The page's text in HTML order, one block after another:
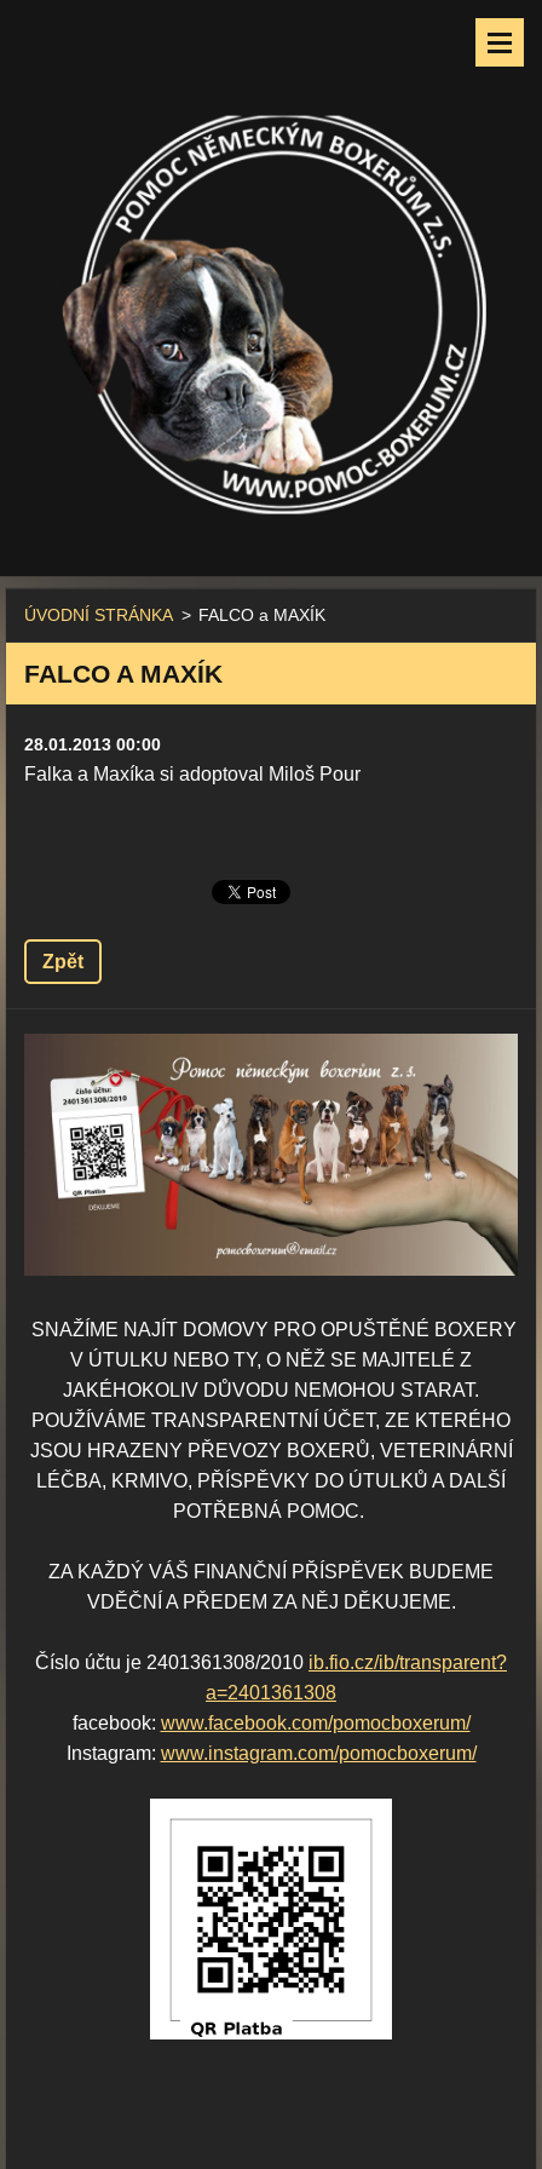
ÚVODNÍ STRÁNKA > FALCO a MAXÍK
FALCO A MAXÍK
28.01.2013 00:00
Falka a Maxíka si adoptoval Miloš Pour
Zpět
SNAŽÍME NAJÍT DOMOVY PRO OPUŠTĚNÉ BOXERY
V ÚTULKU NEBO TY, O NĚŽ SE MAJITELÉ Z
JAKÉHOKOLIV DŮVODU NEMOHOU STARAT.
POUŽÍVÁME TRANSPARENTNÍ ÚČET, ZE KTERÉHO
JSOU HRAZENY PŘEVOZY BOXERŮ, VETERINÁRNÍ
LÉČBA, KRMIVO, PŘÍSPĚVKY DO ÚTULKŮ A DALŠÍ
POTŘEBNÁ POMOC.
ZA KAŽDÝ VÁŠ FINANČNÍ PŘÍSPĚVEK BUDEME
VDĚČNÍ A PŘEDEM ZA NĚJ DĚKUJEME.
Číslo účtu je 2401361308/2010 ib.fio.cz/ib/transparent?
a=2401361308
facebook: www.facebook.com/pomocboxerum/
Instagram: www.instagram.com/pomocboxerum/